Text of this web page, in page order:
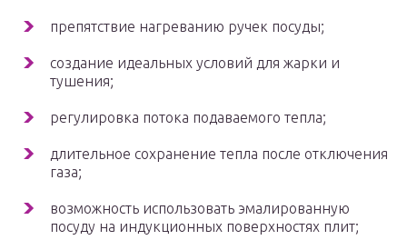
препятствие нагреванию ручек посуды;
создание идеальных условий для жарки и
тушения;
регулировка потока подаваемого тепла;
длительное сохранение тепла после отключения
газа;
возможность использовать эмалированную
посуду на индукционных поверхностях плит;